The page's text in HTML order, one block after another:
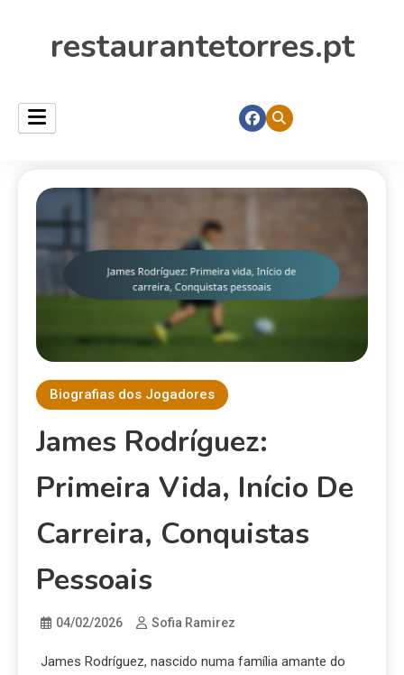
restaurantetorres.pt
Biografias dos Jogadores
James Rodríguez:
Primeira Vida, Início De
Carreira, Conquistas
Pessoais
04/02/2026 Sofia Ramirez
James Rodríguez, nascido numa família amante do